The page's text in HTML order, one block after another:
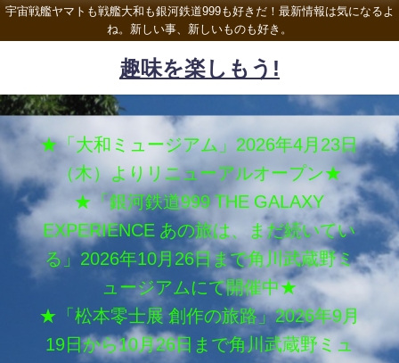
宇宙戦艦ヤマトも戦艦大和も銀河鉄道999も好きだ！最新情報は気になるよ
ね。新しい事、新しいものも好き。
趣味を楽しもう!
★「大和ミュージアム」2026年4月23日
（木）よりリニューアルオープン★
★「銀河鉄道999 THE GALAXY
EXPERIENCE あの旅は、まだ続いてい
る」2026年10月26日まで角川武蔵野ミ
ュージアムにて開催中★
★「松本零士展 創作の旅路」2026年9月
19日から10月26日まで角川武蔵野ミュ